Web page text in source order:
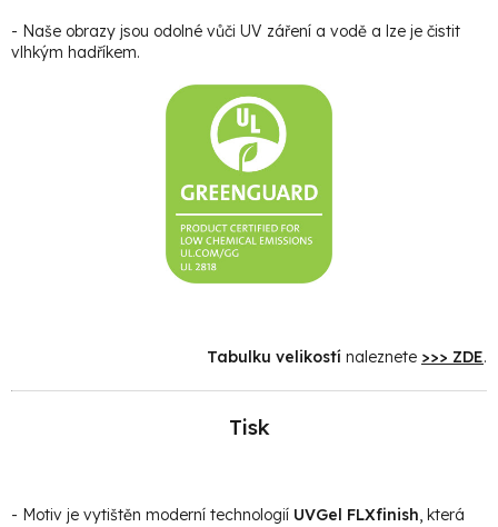
- Naše obrazy jsou odolné vůči UV záření a vodě a lze je čistit
vlhkým hadříkem.
Tabulku velikostí naleznete >>> ZDE.
Tisk
- Motiv je vytištěn moderní technologií UVGel FLXfinish, která